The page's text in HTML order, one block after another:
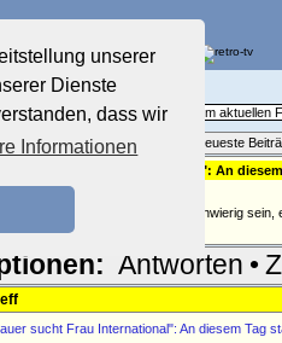
unserer
Dienste
dass wir
Informationen
Forum
Antworten und Meinungen zum aktuellen
• Neues Thema
Neueste
"Bauer sucht Frau International": An
von:
nur für einen Bauern dürfte es schwierig
Antworten •
sucht Frau International": An diesem Tag